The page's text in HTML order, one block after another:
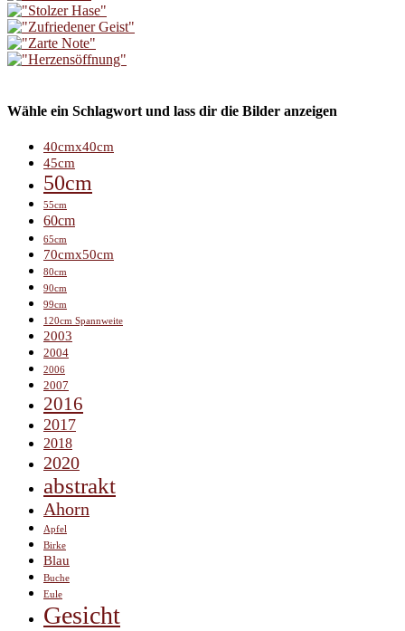
Wähle ein Schlagwort und lass dir die Bilder anzeigen
40cmx40cm
45cm
50cm
55cm
60cm
65cm
70cmx50cm
80cm
90cm
99cm
120cm Spannweite
2003
2004
2006
2007
2016
2017
2018
2020
abstrakt
Ahorn
Apfel
Birke
Blau
Buche
Eule
Gesicht